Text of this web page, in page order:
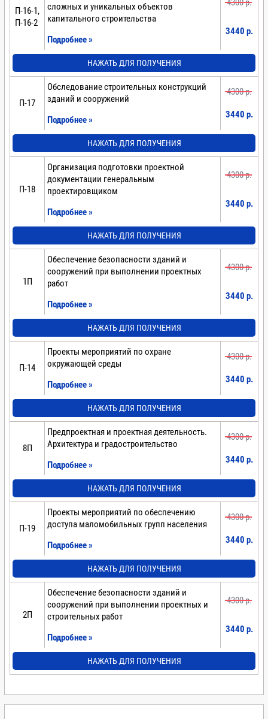
П-16-1,
П-16-2
сложных и уникальных объектов
капитального строительства
Подробнее »
4300 p.
3440 p.
НАЖАТЬ ДЛЯ ПОЛУЧЕНИЯ
П-17
Обследование строительных конструкций
зданий и сооружений
Подробнее »
4300 p.
3440 p.
НАЖАТЬ ДЛЯ ПОЛУЧЕНИЯ
П-18
Организация подготовки проектной
документации генеральным
проектировщиком
Подробнее »
4300 p.
3440 p.
НАЖАТЬ ДЛЯ ПОЛУЧЕНИЯ
1П
Обеспечение безопасности зданий и
сооружений при выполнении проектных
работ
Подробнее »
4300 p.
3440 p.
НАЖАТЬ ДЛЯ ПОЛУЧЕНИЯ
П-14
Проекты мероприятий по охране
окружающей среды
Подробнее »
4300 p.
3440 p.
НАЖАТЬ ДЛЯ ПОЛУЧЕНИЯ
8П
Предпроектная и проектная деятельность.
Архитектура и градостроительство
Подробнее »
4300 p.
3440 p.
НАЖАТЬ ДЛЯ ПОЛУЧЕНИЯ
П-19
Проекты мероприятий по обеспечению
доступа маломобильных групп населения
Подробнее »
4300 p.
3440 p.
НАЖАТЬ ДЛЯ ПОЛУЧЕНИЯ
2П
Обеспечение безопасности зданий и
сооружений при выполнении проектных и
строительных работ
Подробнее »
4300 p.
3440 p.
НАЖАТЬ ДЛЯ ПОЛУЧЕНИЯ